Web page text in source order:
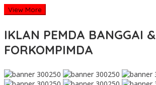
View More
IKLAN PEMDA BANGGAI &
FORKOMPIMDA